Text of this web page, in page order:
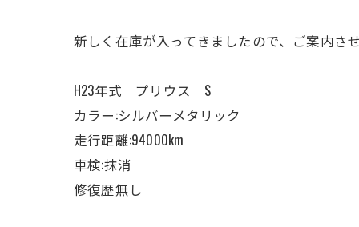
新しく在庫が入ってきましたので、ご案内さ
H23年式 プリウス S
カラー:シルバーメタリック
走行距離:94000km
車検:抹消
修復歴無し